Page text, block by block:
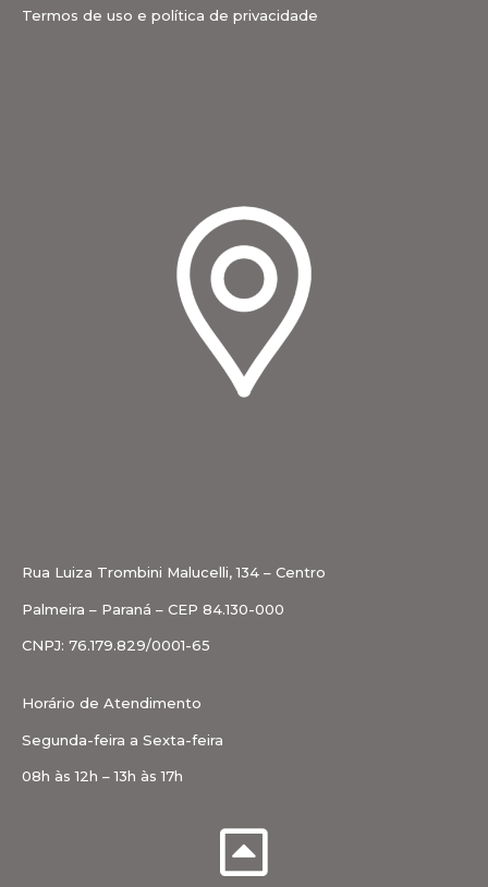
Termos de uso e política de privacidade
Rua Luiza Trombini Malucelli, 134 – Centro
Palmeira – Paraná – CEP 84.130-000
CNPJ: 76.179.829/0001-65
Horário de Atendimento
Segunda-feira a Sexta-feira
08h às 12h – 13h às 17h